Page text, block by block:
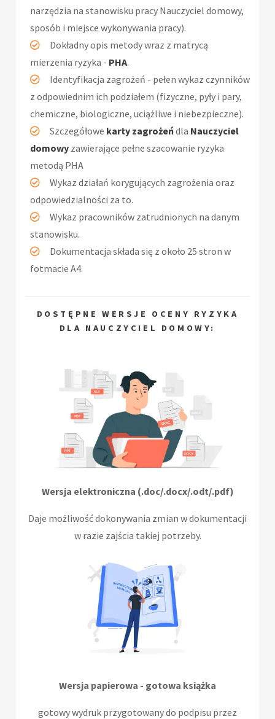
narzędzia na stanowisku pracy Nauczyciel domowy,
sposób i miejsce wykonywania pracy).
Dokładny opis metody wraz z matrycą
mierzenia ryzyka - PHA.
Identyfikacja zagrożeń - pełen wykaz czynników
z odpowiednim ich podziałem (fizyczne, pyły i pary,
chemiczne, biologiczne, uciążliwe i niebezpieczne).
Szczegółowe karty zagrożeńdla Nauczyciel
domowy zawierające pełne szacowanie ryzyka
metodą PHA
Wykaz działań korygujących zagrożenia oraz
odpowiedzialności za to.
Wykaz pracowników zatrudnionych na danym
stanowisku.
Dokumentacja składa się z około 25 stron w
fotmacie A4.
DOSTĘPNE WERSJE OCENY RYZYKA
DLA NAUCZYCIEL DOMOWY:
Wersja elektroniczna (.doc/.docx/.odt/.pdf)
Daje możliwość dokonywania zmian w dokumentacji
w razie zajścia takiej potrzeby.
Wersja papierowa - gotowa książka
gotowy wydruk przygotowany do podpisu przez